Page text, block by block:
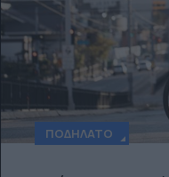
ΠΟΔΉΛΑΤΟ